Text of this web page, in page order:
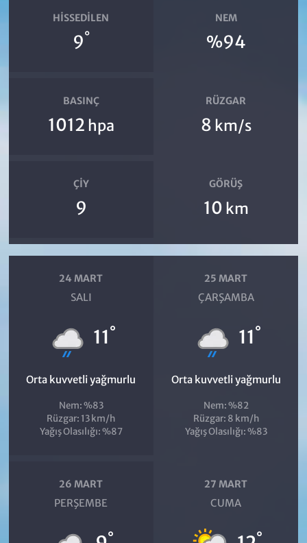
HISSEDILEN
9°
NEM
%94
BASINÇ
1012 hpa
RÜZGAR
8 km/s
ÇIY
9
GÖRÜŞ
10 km
24 MART
SALI
11°
Orta kuvvetli yağmurlu
Nem: %83
Rüzgar: 13 km/h
Yağış Olasılığı: %87
25 MART
ÇARŞAMBA
11°
Orta kuvvetli yağmurlu
Nem: %82
Rüzgar: 8 km/h
Yağış Olasılığı: %83
26 MART
PERŞEMBE
°
27 MART
CUMA
°